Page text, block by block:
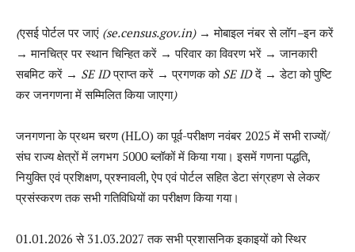
(एसई पोर्टल पर जाएं (se.census.gov.in) →मोबाइल नंबर से लॉग–इन करें
→मानचित्र पर स्थान चिन्हित करें →परिवार का विवरण भरें →जानकारी
सबमिट करें → SE IDप्राप्त करें →प्रगणक कोSE IDदें →डेटा को पुष्टि
कर जनगणना में सम्मिलित किया जाएगा)
जनगणना के प्रथम चरण (HLO) का पूर्व-परीक्षण नवंबर 2025 में सभी राज्यों/
संघ राज्य क्षेत्रों में लगभग 5000 ब्लॉकों में किया गया। इसमें गणना पद्धति,
नियुक्ति एवं प्रशिक्षण, प्रश्नावली, ऐप एवं पोर्टल सहित डेटा संग्रहण से लेकर
प्रसंस्करण तक सभी गतिविधियों का परीक्षण किया गया।
01.01.2026से31.03.2027तक सभी प्रशासनिक इकाइयों को स्थिर